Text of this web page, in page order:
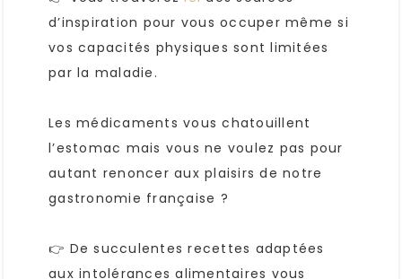
d’inspiration pour vous occuper même si
vos capacités physiques sont limitées
par la maladie.
Les médicaments vous chatouillent
l’estomac mais vous ne voulez pas pour
autant renoncer aux plaisirs de notre
gastronomie française ?
👉 De succulentes recettes adaptées
aux intolérances alimentaires vous